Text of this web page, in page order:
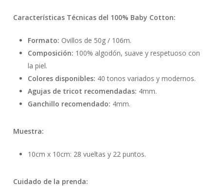
Características Técnicas del 100% Baby Cotton:
Formato: Ovillos de 50g / 106m.
Composición: 100% algodón, suave y respetuoso con
la piel.
Colores disponibles: 40 tonos variados y modernos.
Agujas de tricot recomendadas: 4mm.
Ganchillo recomendado: 4mm.
Muestra:
10cm x 10cm: 28 vueltas y 22 puntos.
Cuidado de la prenda: